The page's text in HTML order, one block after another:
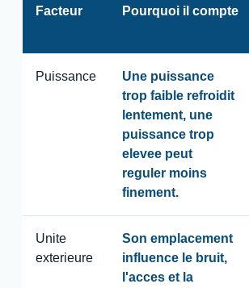
Facteur Pourquoi il compte
Puissance
Une puissance
trop faible refroidit
lentement, une
puissance trop
elevee peut
reguler moins
finement.
Unite
exterieure
Son emplacement
influence le bruit,
l'acces et la